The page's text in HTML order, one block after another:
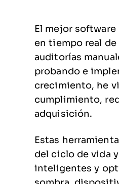
El mejor
en tiempo real
auditorías
probando e
crecimiento, he
cumplimiento,
adquisición.
Estas
del ciclo de vida
inteligentes y